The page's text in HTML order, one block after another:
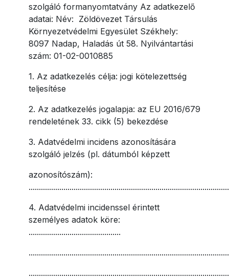
szolgáló formanyomtatvány Az adatkezelő
adatai: Név: Zöldövezet Társulás
Környezetvédelmi Egyesület Székhely:
8097 Nadap, Haladás út 58. Nyilvántartási
szám: 01-02-0010885
1. Az adatkezelés célja: jogi kötelezettség
teljesítése
2. Az adatkezelés jogalapja: az EU 2016/679
rendeletének 33. cikk (5) bekezdése
3. Adatvédelmi incidens azonosítására
szolgáló jelzés (pl. dátumból képzett
azonosítószám):
4. Adatvédelmi incidenssel érintett
személyes adatok köre:
.............................................